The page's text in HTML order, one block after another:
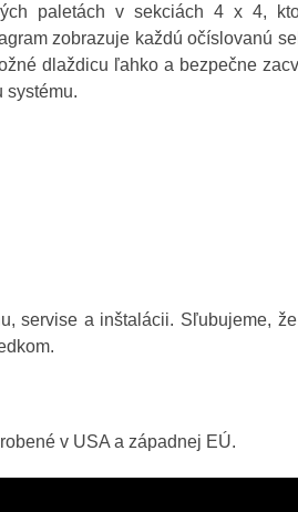
paletách v sekciách 4 x 4,
zobrazuje každú očíslovanú
dlaždicu ľahko a bezpečne
systému.
servise a inštalácii. Sľubujeme,
v USA a západnej EÚ.